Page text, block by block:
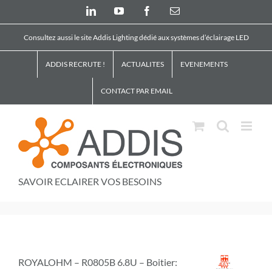
LinkedInYouTube FacebookEmail
Consultez aussi le site Addis Lighting dédié aux systèmes d’éclairage LED
ADDIS RECRUTE ! ACTUALITES EVENEMENTS
CONTACT PAR EMAIL
SAVOIR ECLAIRER VOS BESOINS
ROYALOHM – R0805B 6.8U – Boitier: